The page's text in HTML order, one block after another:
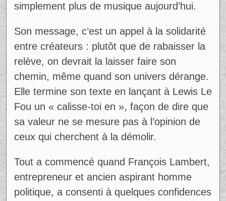
simplement plus de musique aujourd’hui.
Son message, c’est un appel à la solidarité
entre créateurs : plutôt que de rabaisser la
relève, on devrait la laisser faire son
chemin, même quand son univers dérange.
Elle termine son texte en lançant à Lewis Le
Fou un « calisse-toi en », façon de dire que
sa valeur ne se mesure pas à l’opinion de
ceux qui cherchent à la démolir.
Tout a commencé quand François Lambert,
entrepreneur et ancien aspirant homme
politique, a consenti à quelques confidences